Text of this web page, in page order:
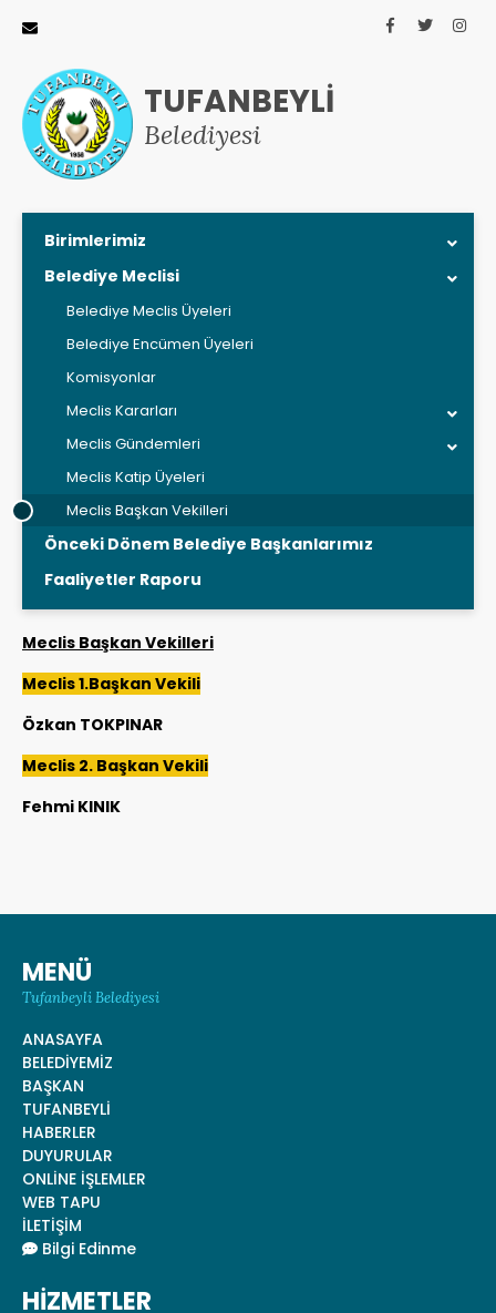
TUFANBEYLİ
Belediyesi
Birimlerimiz
Belediye Meclisi
Belediye Meclis Üyeleri
Belediye Encümen Üyeleri
Komisyonlar
Meclis Kararları
Meclis Gündemleri
Meclis Katip Üyeleri
Meclis Başkan Vekilleri
Önceki Dönem Belediye Başkanlarımız
Faaliyetler Raporu
Meclis Başkan Vekilleri
Meclis 1.Başkan Vekili
Özkan TOKPINAR
Meclis 2. Başkan Vekili
Fehmi KINIK
MENÜ
Tufanbeyli Belediyesi
ANASAYFA
BELEDİYEMİZ
BAŞKAN
TUFANBEYLİ
HABERLER
DUYURULAR
ONLİNE İŞLEMLER
WEB TAPU
İLETİŞİM
Bilgi Edinme
HİZMETLER